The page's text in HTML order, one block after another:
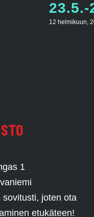
23.5.-
12 helmikuun,
1
joten ota
etukäteen!